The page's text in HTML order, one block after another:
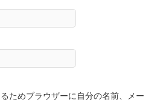
ためブラウザーに自分の名前、メー